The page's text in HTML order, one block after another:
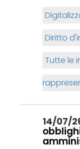
Diritto
Tutte le
14/07/